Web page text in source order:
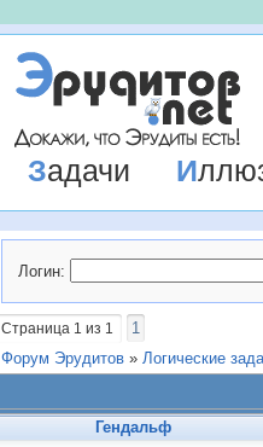
Задачи
Логин:
Страница 1 из 1
1
Форум Эрудитов » Логические
Гендальф